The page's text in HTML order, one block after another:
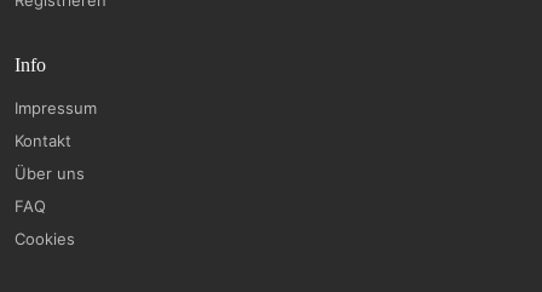
Info
Impressum
Kontakt
Über uns
FAQ
Cookies